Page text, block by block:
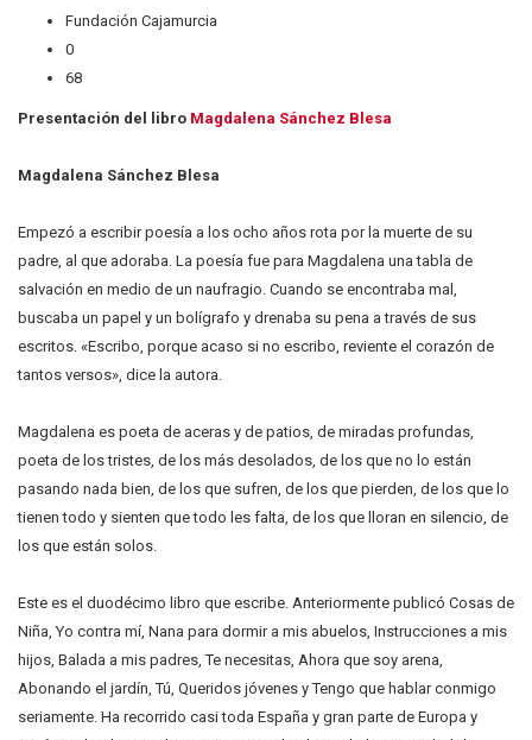
Fundación Cajamurcia
0
68
Presentación del libro Magdalena Sánchez Blesa
Magdalena Sánchez Blesa
Empezó a escribir poesía a los ocho años rota por la muerte de su
padre, al que adoraba. La poesía fue para Magdalena una tabla de
salvación en medio de un naufragio. Cuando se encontraba mal,
buscaba un papel y un bolígrafo y drenaba su pena a través de sus
escritos. «Escribo, porque acaso si no escribo, reviente el corazón de
tantos versos», dice la autora.
Magdalena es poeta de aceras y de patios, de miradas profundas,
poeta de los tristes, de los más desolados, de los que no lo están
pasando nada bien, de los que sufren, de los que pierden, de los que lo
tienen todo y sienten que todo les falta, de los que lloran en silencio, de
los que están solos.
Este es el duodécimo libro que escribe. Anteriormente publicó Cosas de
Niña, Yo contra mí, Nana para dormir a mis abuelos, Instrucciones a mis
hijos, Balada a mis padres, Te necesitas, Ahora que soy arena,
Abonando el jardín, Tú, Queridos jóvenes y Tengo que hablar conmigo
seriamente. Ha recorrido casi toda España y gran parte de Europa y